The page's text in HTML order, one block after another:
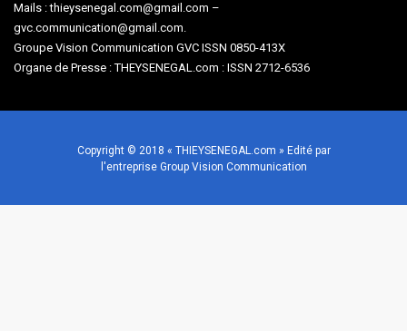
Mails : thieysenegal.com@gmail.com –
gvc.communication@gmail.com.
Groupe Vision Communication GVC ISSN 0850-413X
Organe de Presse : THEYSENEGAL.com : ISSN 2712-6536
Copyright © 2018 « THIEYSENEGAL.com » Edité par
l'entreprise Group Vision Communication